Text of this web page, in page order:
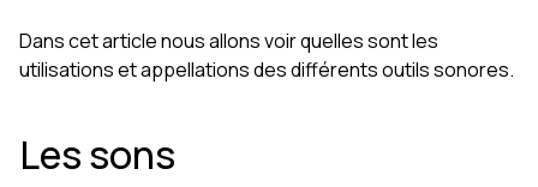
Dans cet article nous allons voir quelles sont les
utilisations et appellations des différents outils sonores.
Les sons